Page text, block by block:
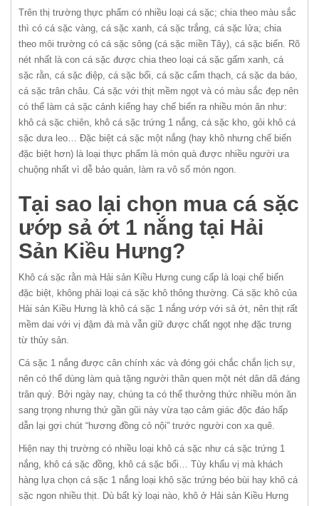
Trên thị trường thực phẩm có nhiều loại cá sặc; chia theo màu sắc
thì có cá sặc vàng, cá sặc xanh, cá sặc trắng, cá sặc lửa; chia
theo môi trường có cá sặc sông (cá sặc miền Tây), cá sặc biển. Rõ
nét nhất là con cá sặc được chia theo loại cá sặc gấm xanh, cá
sặc rằn, cá sặc điệp, cá sặc bổi, cá sặc cẩm thạch, cá sặc da báo,
cá sặc trân châu. Cá sặc với thịt mềm ngọt và có màu sắc đẹp nên
có thể làm cá sặc cảnh kiểng hay chế biến ra nhiều món ăn như:
khô cá sặc chiên, khô cá sặc trứng 1 nắng, cá sặc kho, gỏi khô cá
sặc dưa leo… Đặc biệt cá sặc một nắng (hay khô nhưng chế biến
đặc biệt hơn) là loại thực phẩm là món quà được nhiều người ưa
chuộng nhất vì dễ bảo quản, làm ra vô số món ngon.
Tại sao lại chọn mua cá sặc
ướp sả ớt 1 nắng tại Hải
Sản Kiều Hưng?
Khô cá sặc rằn mà Hải sản Kiều Hưng cung cấp là loại chế biến
đặc biệt, không phải loại cá sặc khô thông thường. Cá sặc khô của
Hải sản Kiều Hưng là khô cá sặc 1 nắng ướp với sả ớt, nên thịt rất
mềm dai với vị đậm đà mà vẫn giữ được chất ngọt nhẹ đặc trưng
từ thủy sản.
Cá sặc 1 nắng được cân chính xác và đóng gói chắc chắn lịch sự,
nên có thể dùng làm quà tặng người thân quen một nét dân dã đáng
trân quý. Bởi ngày nay, chúng ta có thể thưởng thức nhiều món ăn
sang trọng nhưng thứ gần gũi này vừa tạo cảm giác độc đáo hấp
dẫn lại gợi chút “hương đồng cỏ nội” trước người con xa quê.
Hiện nay thị trường có nhiều loại khô cá sặc như cá sặc trứng 1
nắng, khô cá sặc đồng, khô cá sặc bổi… Tùy khẩu vị mà khách
hàng lựa chọn cá sặc 1 nắng loại khô sặc trứng béo bùi hay khô cá
sặc ngon nhiều thịt. Dù bất kỳ loại nào, khô ở Hải sản Kiều Hưng